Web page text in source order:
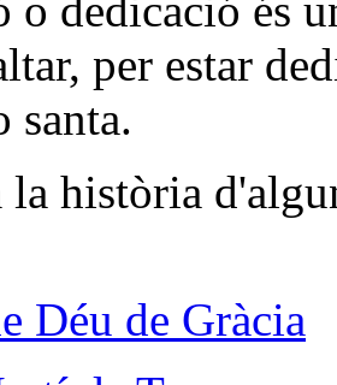
o dedicació és
per estar
santa.
la història
Déu de Gràcia